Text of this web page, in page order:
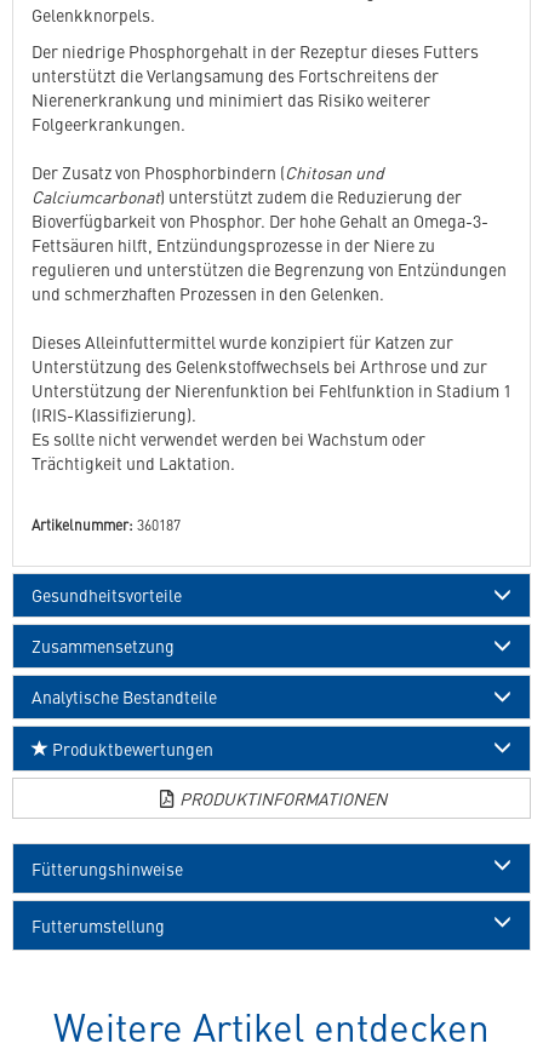
Gelenkknorpels.
Der niedrige Phosphorgehalt in der Rezeptur dieses Futters
unterstützt die Verlangsamung des Fortschreitens der
Nierenerkrankung und minimiert das Risiko weiterer
Folgeerkrankungen.
Der Zusatz von Phosphorbindern (Chitosan und
Calciumcarbonat) unterstützt zudem die Reduzierung der
Bioverfügbarkeit von Phosphor. Der hohe Gehalt an Omega-3-
Fettsäuren hilft, Entzündungsprozesse in der Niere zu
regulieren und unterstützen die Begrenzung von Entzündungen
und schmerzhaften Prozessen in den Gelenken.
Dieses Alleinfuttermittel wurde konzipiert für Katzen zur
Unterstützung des Gelenkstoffwechsels bei Arthrose und zur
Unterstützung der Nierenfunktion bei Fehlfunktion in Stadium 1
(IRIS-Klassifizierung).
Es sollte nicht verwendet werden bei Wachstum oder
Trächtigkeit und Laktation.
Artikelnummer: 360187
Gesundheitsvorteile
Zusammensetzung
Analytische Bestandteile
Produktbewertungen
PRODUKTINFORMATIONEN
Fütterungshinweise
Futterumstellung
Weitere Artikel entdecken